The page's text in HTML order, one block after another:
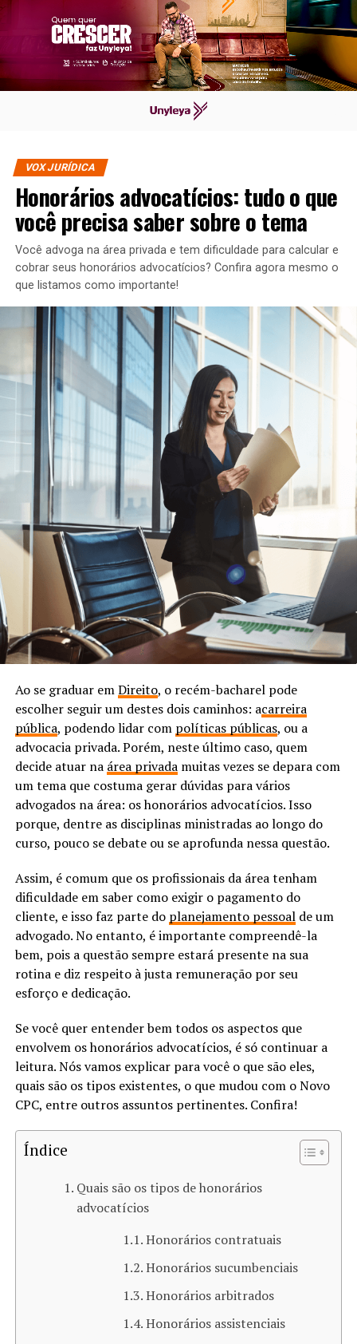
VOX JURÍDICA
Honorários advocatícios: tudo o que
você precisa saber sobre o tema
Você advoga na área privada e tem dificuldade para calcular e
cobrar seus honorários advocatícios? Confira agora mesmo o
que listamos como importante!
Ao se graduar emDireito, o recém-bacharel pode
escolher seguir um destes dois caminhos: acarreira
pública, podendo lidar com políticas públicas, ou a
advocacia privada. Porém, neste último caso, quem
decide atuar na área privadamuitas vezes se depara com
um tema que costuma gerar dúvidas para vários
advogados na área: os honorários advocatícios. Isso
porque, dentre as disciplinas ministradas ao longo do
curso, pouco se debate ou se aprofunda nessa questão.
Assim, é comum que os profissionais da área tenham
dificuldade em saber como exigir o pagamento do
cliente, e isso faz parte do planejamento pessoalde um
advogado. No entanto, é importante compreendê-la
bem, pois a questão sempre estará presente na sua
rotina e diz respeito à justa remuneração por seu
esforço e dedicação.
Se você quer entender bem todos os aspectos que
envolvem os honorários advocatícios, é só continuar a
leitura. Nós vamos explicar para você o que são eles,
quais são os tipos existentes, o que mudou com o Novo
CPC, entre outros assuntos pertinentes. Confira!
Índice
Quais são os tipos de honorários
advocatícios
Honorários contratuais
Honorários sucumbenciais
Honorários arbitrados
Honorários assistenciais